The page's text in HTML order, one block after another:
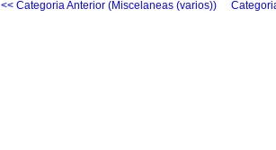
<< Categoria Anterior (Miscelaneas (varios))